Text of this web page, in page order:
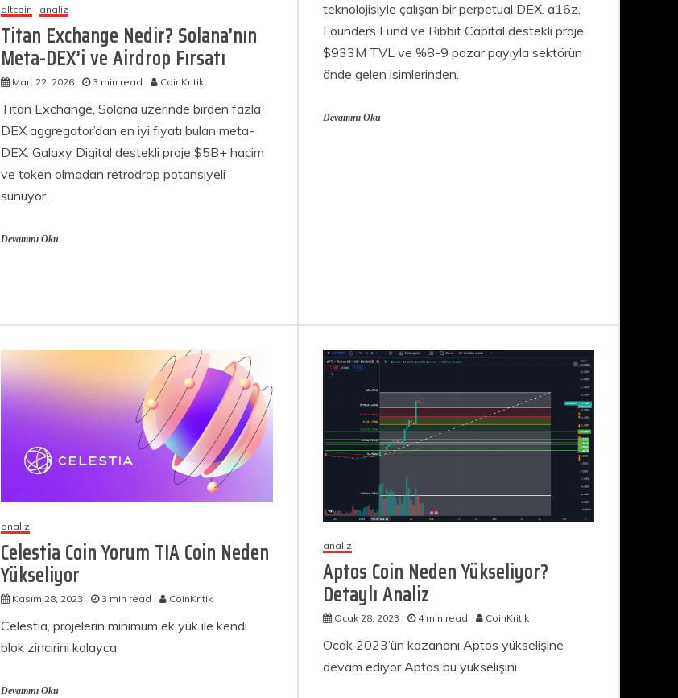
altcoin analiz
Titan Exchange Nedir? Solana’nın
Meta-DEX’i ve Airdrop Fırsatı
Mart 22, 2026 3 min read CoinKritik
Titan Exchange, Solana üzerinde birden fazla
DEX aggregator’dan en iyi fiyatı bulan meta-
DEX. Galaxy Digital destekli proje $5B+ hacim
ve token olmadan retrodrop potansiyeli
sunuyor.
Devamını Oku
teknolojisiyle çalışan bir perpetual DEX. a16z,
Founders Fund ve Ribbit Capital destekli proje
$933M TVL ve %8-9 pazar payıyla sektörün
önde gelen isimlerinden.
Devamını Oku
analiz
Celestia Coin Yorum TIA Coin Neden
Yükseliyor
Kasım 28, 2023 3 min read CoinKritik
Celestia, projelerin minimum ek yük ile kendi
blok zincirini kolayca
Devamını Oku
analiz
Aptos Coin Neden Yükseliyor?
Detaylı Analiz
Ocak 28, 2023 4 min read CoinKritik
Ocak 2023’ün kazananı Aptos yükselişine
devam ediyor Aptos bu yükselişini